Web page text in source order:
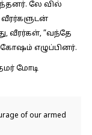
லே வில்
வீரர்களுடன்
வீரர்கள், ”வந்தே
கோஷம் எழுப்பினர்.
மோடி
of our armed